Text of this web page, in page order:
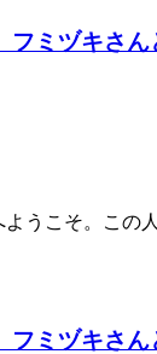
フミヅキさ
うこそ。この
フミヅキさ